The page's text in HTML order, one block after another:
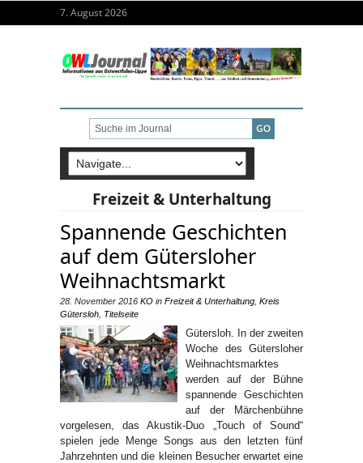
7. August 2026
Freizeit & Unterhaltung
Spannende Geschichten
auf dem Gütersloher
Weihnachtsmarkt
28. November 2016 KO in Freizeit & Unterhaltung Kreis
Gütersloh Titelseite
Gütersloh. In der zweiten
Woche des Gütersloher
Weihnachtsmarktes
werden auf der Bühne
spannende Geschichten
auf der Märchenbühne
vorgelesen, das Akustik-Duo „Touch of Sound“
spielen jede Menge Songs aus den letzten fünf
Jahrzehnten und die kleinen Besucher erwartet eine